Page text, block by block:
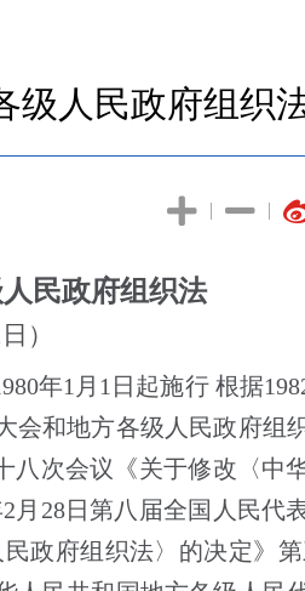
级人民政府组织
|
|
民政府组织法
）
年1 月 1 日起施行 根据
会和地方各级人民政府组
八次会议《关于修改〈中
2 月 28日第八届全国人民代
政府组织法〉的决定》